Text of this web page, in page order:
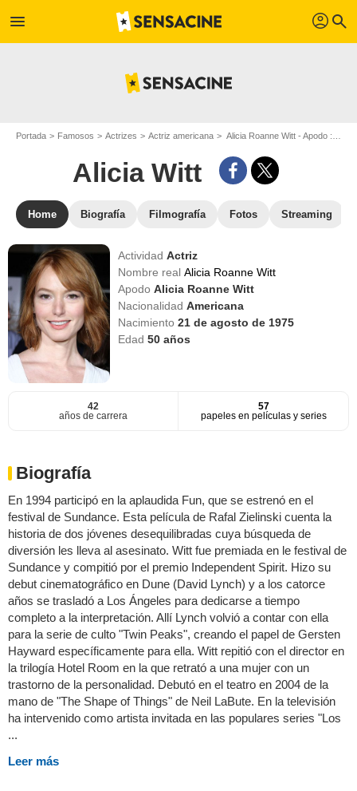
menu profil search
Portada Famosos Actrizes Actriz americana Alicia Roanne Witt - Apodo : Alicia Witt
Alicia Witt
Home Biografía Filmografía Fotos Streaming
ActividadActriz
Nombre realAlicia Roanne Witt
ApodoAlicia Roanne Witt
NacionalidadAmericana
Nacimiento21 de agosto de 1975
Edad50 años
42
años de carrera
57
papeles en películas y series
Biografía
En 1994 participó en la aplaudida Fun, que se estrenó en el
festival de Sundance. Esta película de Rafal Zielinski cuenta la
historia de dos jóvenes desequilibradas cuya búsqueda de
diversión les lleva al asesinato. Witt fue premiada en le festival de
Sundance y compitió por el premio Independent Spirit. Hizo su
debut cinematográfico en Dune (David Lynch) y a los catorce
años se trasladó a Los Ángeles para dedicarse a tiempo
completo a la interpretación. Allí Lynch volvió a contar con ella
para la serie de culto "Twin Peaks", creando el papel de Gersten
Hayward específicamente para ella. Witt repitió con el director en
la trilogía Hotel Room en la que retrató a una mujer con un
trastorno de la personalidad. Debutó en el teatro en 2004 de la
mano de "The Shape of Things" de Neil LaBute. En la televisión
ha intervenido como artista invitada en las populares series "Los
...
Leer más